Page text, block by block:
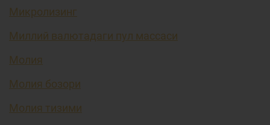
Микролизинг
Миллий валютадаги пул массаси
Молия
Молия бозори
Молия тизими